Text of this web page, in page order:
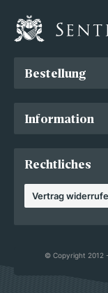
Bestellung
Information
Rechtliches
Vertrag
© Copyright 2012